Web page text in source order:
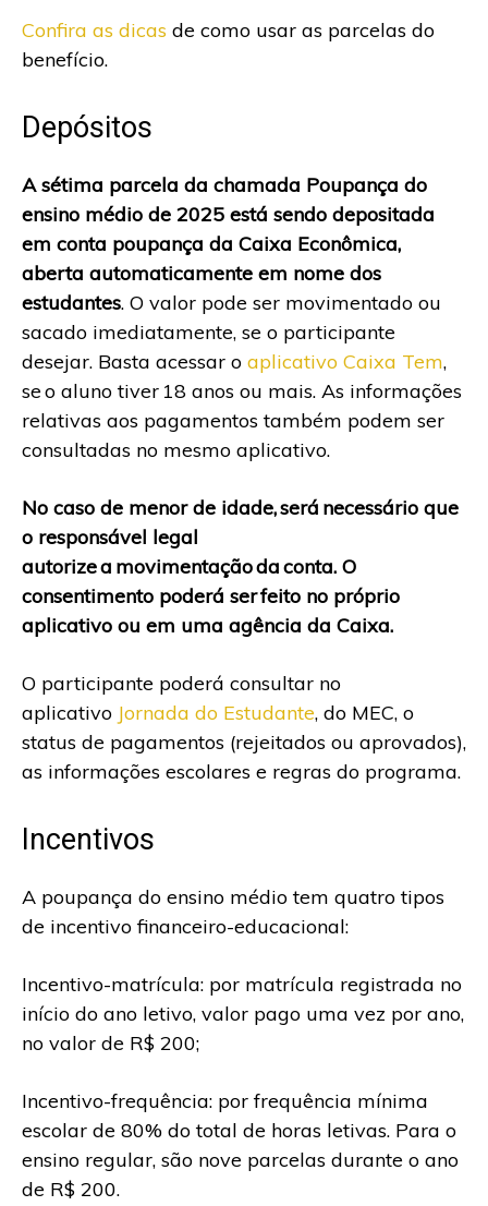
Confira as dicas de como usar as parcelas do
benefício.
Depósitos
A sétima parcela da chamada Poupança do
ensino médio de 2025 está sendo depositada
em conta poupança da Caixa Econômica,
aberta automaticamente em nome dos
estudantes. O valor pode ser movimentado ou
sacado imediatamente, se o participante
desejar. Basta acessar o aplicativo Caixa Tem,
se o aluno tiver 18 anos ou mais. As informações
relativas aos pagamentos também podem ser
consultadas no mesmo aplicativo.
No caso de menor de idade, será necessário que
o responsável legal
autorize a movimentação da conta. O
consentimento poderá ser feito no próprio
aplicativo ou em uma agência da Caixa.
O participante poderá consultar no
aplicativo Jornada do Estudante, do MEC, o
status de pagamentos (rejeitados ou aprovados),
as informações escolares e regras do programa.
Incentivos
A poupança do ensino médio tem quatro tipos
de incentivo financeiro-educacional:
Incentivo-matrícula: por matrícula registrada no
início do ano letivo, valor pago uma vez por ano,
no valor de R$ 200;
Incentivo-frequência: por frequência mínima
escolar de 80% do total de horas letivas. Para o
ensino regular, são nove parcelas durante o ano
de R$ 200.